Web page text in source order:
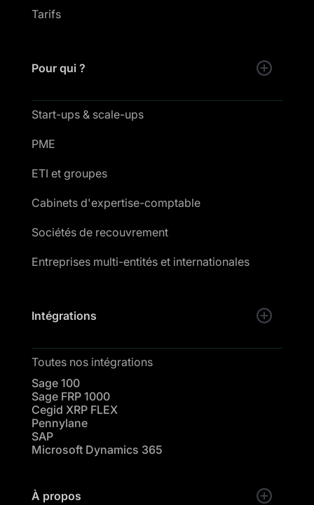
Tarifs
Pour qui ?
Start-ups & scale-ups
PME
ETI et groupes
Cabinets d'expertise-comptable
Sociétés de recouvrement
Entreprises multi-entités et internationales
Intégrations
Toutes nos intégrations
Sage 100
Sage FRP 1000
Cegid XRP FLEX
Pennylane
SAP
Microsoft Dynamics 365
À propos